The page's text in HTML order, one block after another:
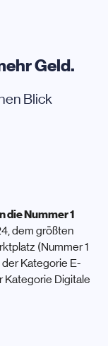
Geld.
Blick
die Nummer 1
dem größten
(Nummer 1
der Kategorie E-
Kategorie Digitale